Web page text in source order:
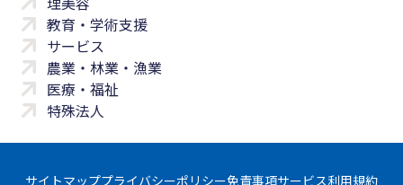
教育・学術支援
サービス
農業・林業・漁業
医療・福祉
特殊法人
サイトマッププライバシーポリシー免責事項サービス利用規約